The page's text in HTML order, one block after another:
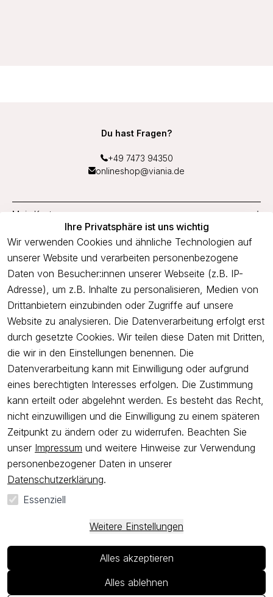
Ihre Privatsphäre ist uns wichtig
Wir verwenden Cookies und ähnliche Technologien auf
unserer Website und verarbeiten personenbezogene
Daten von Besucher:innen unserer Webseite (z.B. IP-
Adresse), um z.B. Inhalte zu personalisieren, Medien von
Drittanbietern einzubinden oder Zugriffe auf unsere
Website zu analysieren. Die Datenverarbeitung erfolgt erst
durch gesetzte Cookies. Wir teilen diese Daten mit Dritten,
die wir in den Einstellungen benennen. Die
Datenverarbeitung kann mit Einwilligung oder aufgrund
eines berechtigten Interesses erfolgen. Die Zustimmung
kann erteilt oder abgelehnt werden. Es besteht das Recht,
nicht einzuwilligen und die Einwilligung zu einem späteren
Zeitpunkt zu ändern oder zu widerrufen. Beachten Sie
unser Impressum und weitere Hinweise zur Verwendung
personenbezogener Daten in unserer
Datenschutzerklärung.
Essenziell
Weitere Einstellungen
Alles akzeptieren
Alles ablehnen
Du hast Fragen?
+49 7473 94350
onlineshop@viania.de
Mein Konto
Service
Unternehmen
Newsletter
Freue dich über 5€ Rabatt bei deiner nächsten Bestellung und
profitiere von Angeboten.
Newsletter abonnieren
Ich bestätige hiermit, dass ich die Datenschutzerklärung
gelesen
habe. Ich kann meine Einwilligung jederzeit widerrufen.
Datenschutzerklärung
Deutschlands
© VIANIA 2026 / Alle Rechte vorbehalten / powered by
createyourtemplate